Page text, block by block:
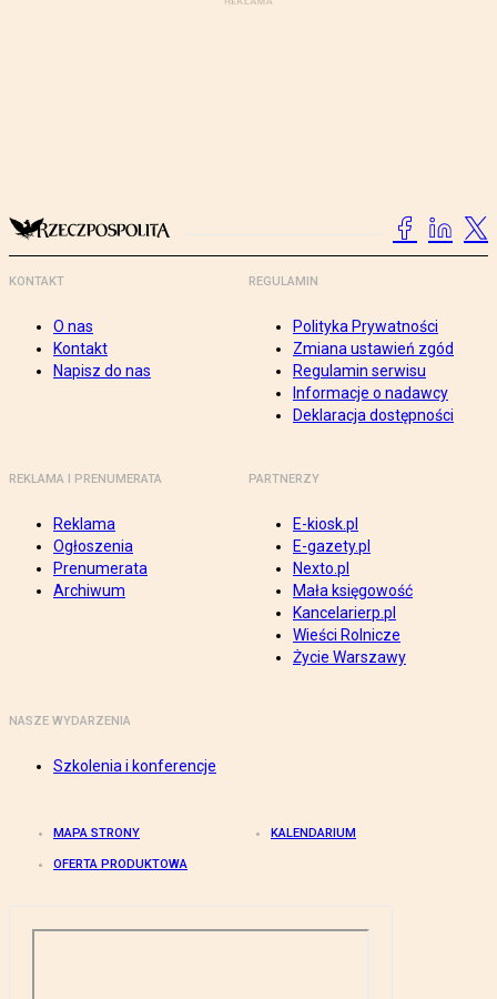
KONTAKT
O nas
Kontakt
Napisz do nas
REGULAMIN
Polityka Prywatności
Zmiana ustawień zgód
Regulamin serwisu
Informacje o nadawcy
Deklaracja dostępności
REKLAMA I PRENUMERATA
Reklama
Ogłoszenia
Prenumerata
Archiwum
PARTNERZY
E-kiosk.pl
E-gazety.pl
Nexto.pl
Mała księgowość
Kancelarierp.pl
Wieści Rolnicze
Życie Warszawy
NASZE WYDARZENIA
Szkolenia i konferencje
MAPA STRONY KALENDARIUM
OFERTA PRODUKTOWA